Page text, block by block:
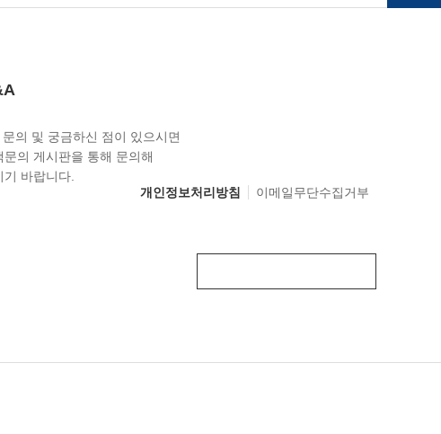
문의 및 궁금하신 점이 있으시면
문의 게시판을 통해 문의해
기 바랍니다.
개인정보처리방침
이메일무단수집거부